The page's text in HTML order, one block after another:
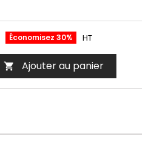
Économisez 30% HT
 Ajouter au panier